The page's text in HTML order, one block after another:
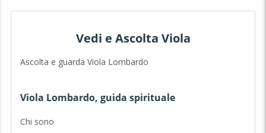
Vedi e Ascolta Viola
Ascolta e guarda Viola Lombardo
Viola Lombardo, guida spirituale
Chi sono